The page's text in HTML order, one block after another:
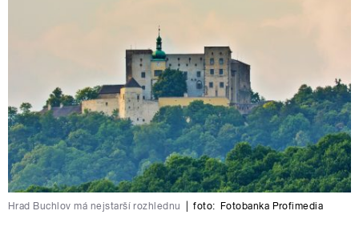
Hrad Buchlov má nejstarší rozhlednu foto: Fotobanka Profimedia